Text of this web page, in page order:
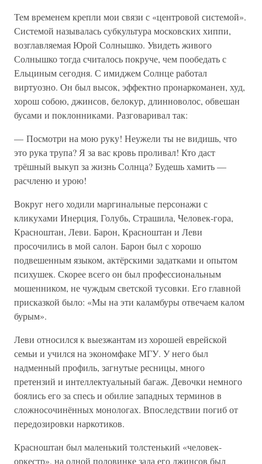
Тем временем крепли мои связи с «центровой системой».
Системой называлась субкультура московских хиппи,
возглавляемая Юрой Солнышко. Увидеть живого
Солнышко тогда считалось покруче, чем пообедать с
Ельциным сегодня. С имиджем Солнце работал
виртуозно. Он был высок, эффектно пронаркоманен, худ,
хорош собою, джинсов, белокур, длинноволос, обвешан
бусами и поклонниками. Разговаривал так:
— Посмотри на мою руку! Неужели ты не видишь, что
это рука трупа? Я за вас кровь проливал! Кто даст
трёшный выкуп за жизнь Солнца? Будешь хамить —
расчленю и урою!
Вокруг него ходили маргинальные персонажи с
кликухами Инерция, Голубь, Страшила, Человек-гора,
Красноштан, Леви. Барон, Красноштан и Леви
просочились в мой салон. Барон был с хорошо
подвешенным языком, актёрскими задатками и опытом
психушек. Скорее всего он был профессиональным
мошенником, не чуждым светской тусовки. Его главной
присказкой было: «Мы на эти каламбуры отвечаем калом
бурым».
Леви относился к выезжантам из хорошей еврейской
семьи и учился на экономфаке МГУ. У него был
надменный профиль, загнутые ресницы, много
претензий и интеллектуальный багаж. Девочки немного
боялись его за спесь и обилие западных терминов в
сложносочинённых монологах. Впоследствии погиб от
передозировки наркотиков.
Красноштан был маленький толстенький «человек-
оркестр», на одной половинке зада его джинсов был